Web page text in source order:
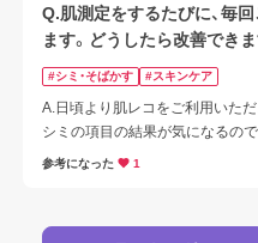
スペシャルケアもお手入れに組
Q.肌測定をするたびに、毎
ます。どうしたら改善できま
#シミ・そばかす #スキンケア
A.日頃より肌レコをご利用いた
シミの項目の結果が気になるので
早速ですがシミのお手入れについ
参考になった 1